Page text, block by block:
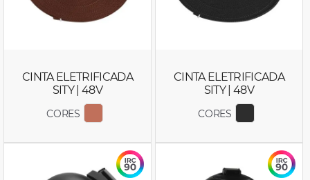
CINTA ELETRIFICADA
SITY | 48V
CORES EXIBIR COR 6653
CINTA ELETRIFICADA
SITY | 48V
CORES EXIBIR